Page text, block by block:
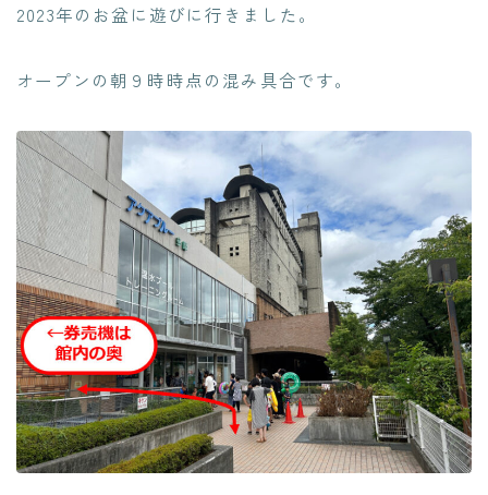
2023年のお盆に遊びに行きました。
オープンの朝９時時点の混み具合です。